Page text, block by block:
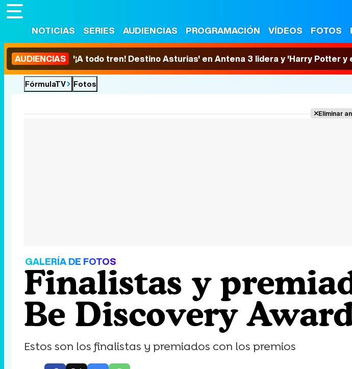
NOTICIAS SERIES AUDIENCIAS PROGRAMACIÓN VÍDEOS FOTOS
AUDIENCIAS '¡A todo tren! Destino Asturias' en Antena 3 lidera y 'Harry Potter
FórmulaTV Fotos
Eliminar
GALERÍA DE FOTOS
Finalistas y
Be Discovery
Estos son los finalistas y premiados con los premios